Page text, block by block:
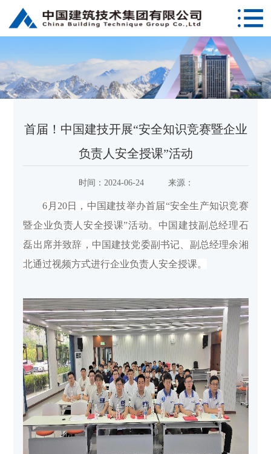
首届！中国建技开展“安全知识竞赛暨企业
负责人安全授课”活动
时间： 2024-06-24 来源：
6月20日，中国建技举办首届“安全生产知识竞赛
暨企业负责人安全授课”活动。 中国建技副总经理石
磊出席并致辞，中国建技党委副书记、副总经理余湘
北通过视频方式进行企业负责人安全授课。